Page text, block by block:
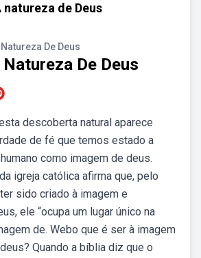
natureza de Deus
De Deus
De Deus
descoberta natural aparece
de fé que temos estado a
como imagem de deus.
igreja católica afirma que, pelo
sido criado à imagem e
ele “ocupa um lugar único na
de. Webo que é ser à imagem
Quando a bíblia diz que o